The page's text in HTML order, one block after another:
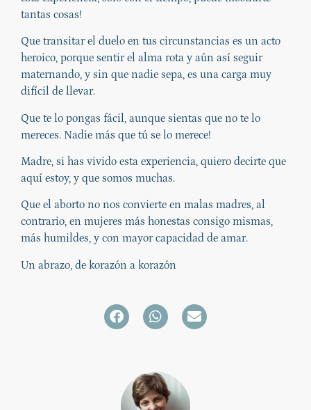
tantas cosas!
Que transitar el duelo en tus circunstancias es un acto
heroico, porque sentir el alma rota y aún así seguir
maternando, y sin que nadie sepa, es una carga muy
difícil de llevar.
Que te lo pongas fácil, aunque sientas que no te lo
mereces. Nadie más que tú se lo merece!
Madre, si has vivido esta experiencia, quiero decirte que
aquí estoy, y que somos muchas.
Que el aborto no nos convierte en malas madres, al
contrario, en mujeres más honestas consigo mismas,
más humildes, y con mayor capacidad de amar.
Un abrazo, de korazón a korazón